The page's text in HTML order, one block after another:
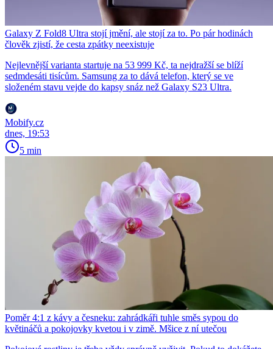
Galaxy Z Fold8 Ultra stojí jmění, ale stojí za to. Po pár hodinách
člověk zjistí, že cesta zpátky neexistuje
Nejlevnější varianta startuje na 53 999 Kč, ta nejdražší se blíží
sedmdesáti tisícům. Samsung za to dává telefon, který se ve
složeném stavu vejde do kapsy snáz než Galaxy S23 Ultra.
Mobify.cz
dnes, 19:53
5 min
Poměr 4:1 z kávy a česneku: zahrádkáři tuhle směs sypou do
květináčů a pokojovky kvetou i v zimě. Mšice z ní utečou